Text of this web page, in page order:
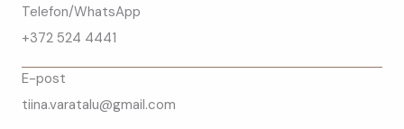
Telefon/WhatsApp
+372 524 4441
E-post
tiina.varatalu@gmail.com